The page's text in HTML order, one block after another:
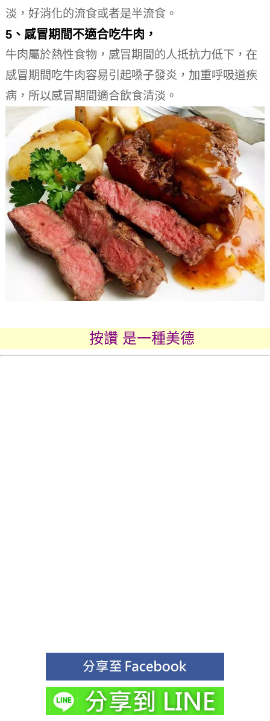
淡，好消化的流食或者是半流食。
5、感冒期間不適合吃牛肉，
牛肉屬於熱性食物，感冒期間的人抵抗力低下，在
感冒期間吃牛肉容易引起嗓子發炎，加重呼吸道疾
病，所以感冒期間適合飲食清淡。
按讚 是一種美德